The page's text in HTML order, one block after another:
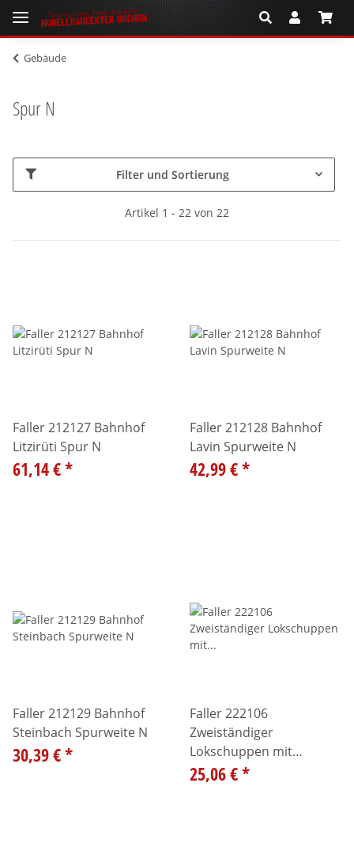
Gebäude
Spur N
Filter und Sortierung
Artikel 1 - 22 von 22
Faller 212127 Bahnhof
Litzirüti Spur N
61,14 €*
Faller 212128 Bahnhof
Lavin Spurweite N
42,99 €*
Faller 212129 Bahnhof
Steinbach Spurweite N
30,39 €*
Faller 222106
Zweiständiger
Lokschuppen mit
Werkstatt Spur N
25,06 €*